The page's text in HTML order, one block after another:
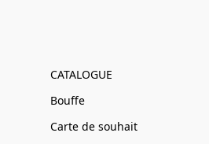
CATALOGUE
Bouffe
Carte de souhait